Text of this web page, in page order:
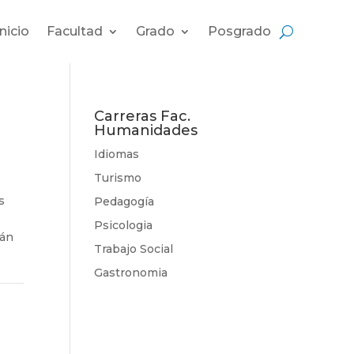
Facultad Grado Posgrado
Carreras Fac.
Humanidades
Idiomas
Turismo
Pedagogía
Psicologia
Trabajo Social
Gastronomia